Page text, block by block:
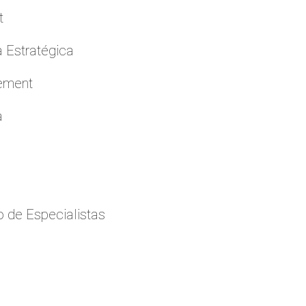
Estratégica
de Especialistas